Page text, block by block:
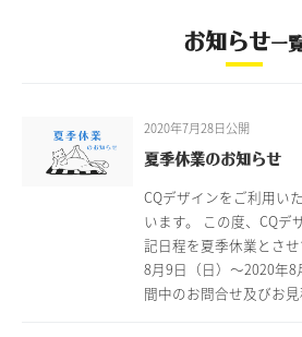
お知らせ一
2020年7月28日公開
夏季休業のお知らせ
CQデザインをご利用い
います。 この度、CQデ
記日程を夏季休業とさ
8月9日（日）〜2020年
間中のお問合せ及びお